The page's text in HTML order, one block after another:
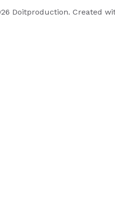
Doitproduction. Created